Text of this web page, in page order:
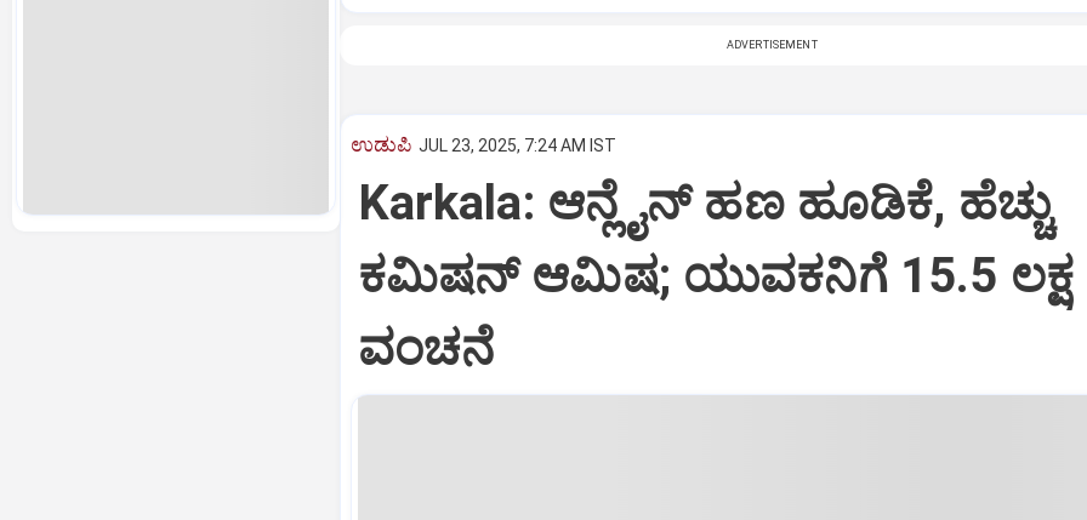
ADVERTISEMENT
ಉಡುಪಿ JUL 23, 2025, 7:24 AM IST
Karkala: ಆನ್ಲೈನ್‌ ಹಣ ಹೂಡಿಕೆ, ಹೆಚ್ಚು
ಕಮಿಷನ್‌ ಆಮಿಷ; ಯುವಕನಿಗೆ 15.5 ಲಕ್ಷ
ವಂಚನೆ